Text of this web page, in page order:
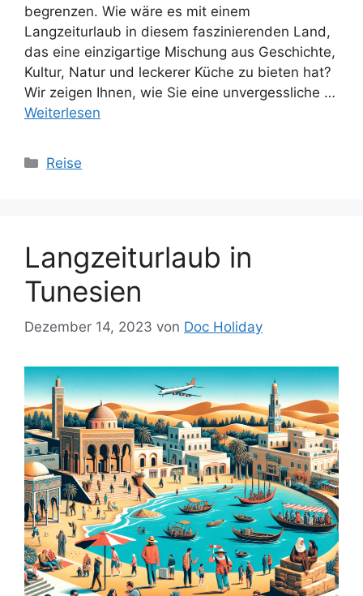
begrenzen. Wie wäre es mit einem
Langzeiturlaub in diesem faszinierenden Land,
das eine einzigartige Mischung aus Geschichte,
Kultur, Natur und leckerer Küche zu bieten hat?
Wir zeigen Ihnen, wie Sie eine unvergessliche …
Weiterlesen
Kategorien
Reise
Langzeiturlaub in
Tunesien
Dezember 14, 2023 von Doc Holiday